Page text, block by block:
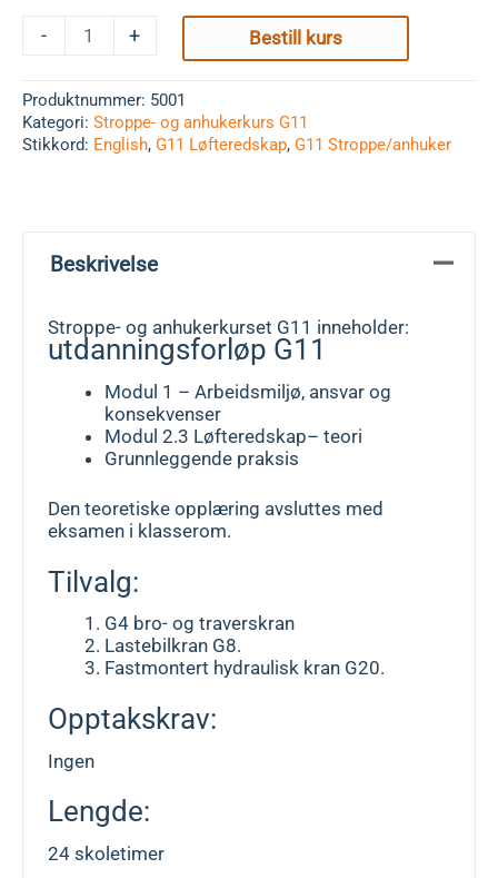
-
Stroppe-
G11
-
Engelsk
+ Bestill kurs
Produktnummer: 5001
Kategori: Stroppe- og anhukerkurs G11
Stikkord: English, G11 Løfteredskap, G11 Stroppe/anhuker
Beskrivelse
Stroppe- og anhukerkurset G11 inneholder:
utdanningsforløp G11
Modul 1 – Arbeidsmiljø, ansvar og
konsekvenser
Modul 2.3 Løfteredskap– teori
Grunnleggende praksis
Den teoretiske opplæring avsluttes med
eksamen i klasserom.
Tilvalg:
G4 bro- og traverskran
Lastebilkran G8.
Fastmontert hydraulisk kran G20.
Opptakskrav:
Ingen
Lengde:
24 skoletimer